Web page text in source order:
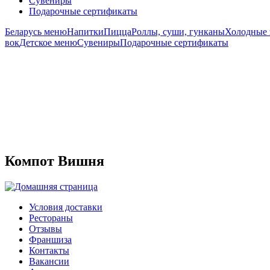
Подарочные сертификаты
Беларусь менюНапиткиПиццаРоллы, суши, гунканыХолодные
вокДетское менюСувенирыПодарочные сертификаты
Компот Вишня
Условия доставки
Рестораны
Отзывы
Франшиза
Контакты
Вакансии